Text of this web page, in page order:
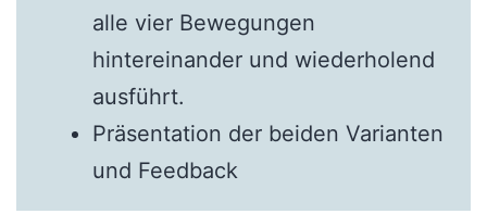
alle vier Bewegungen
hintereinander und wiederholend
ausführt.
Präsentation der beiden Varianten
und Feedback